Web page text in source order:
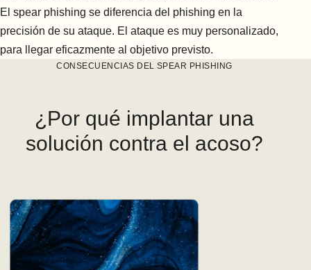
El spear phishing se diferencia del phishing en la
precisión de su ataque. El ataque es muy personalizado,
para llegar eficazmente al objetivo previsto.
CONSECUENCIAS DEL SPEAR PHISHING
¿Por qué implantar una
solución contra el acoso?